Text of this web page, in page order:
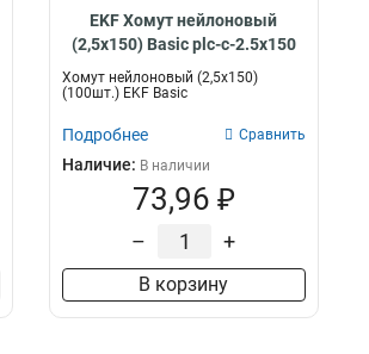
EKF Хомут нейлоновый
(2,5х150) Basic plc-c-2.5x150
Хомут нейлоновый (2,5х150)
(100шт.) EKF Basic
Подробнее Сравнить
Наличие: В наличии
73,96 ₽
– +
В корзину